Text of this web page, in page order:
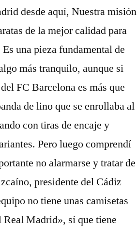
desde aquí, Nuestra misión
de la mejor calidad para
una pieza fundamental de
más tranquilo, aunque si
FC Barcelona es más que
de lino que se enrollaba al
con tiras de encaje y
Pero luego comprendí
no alarmarse y tratar de
presidente del Cádiz
no tiene unas camisetas
Madrid», sí que tiene